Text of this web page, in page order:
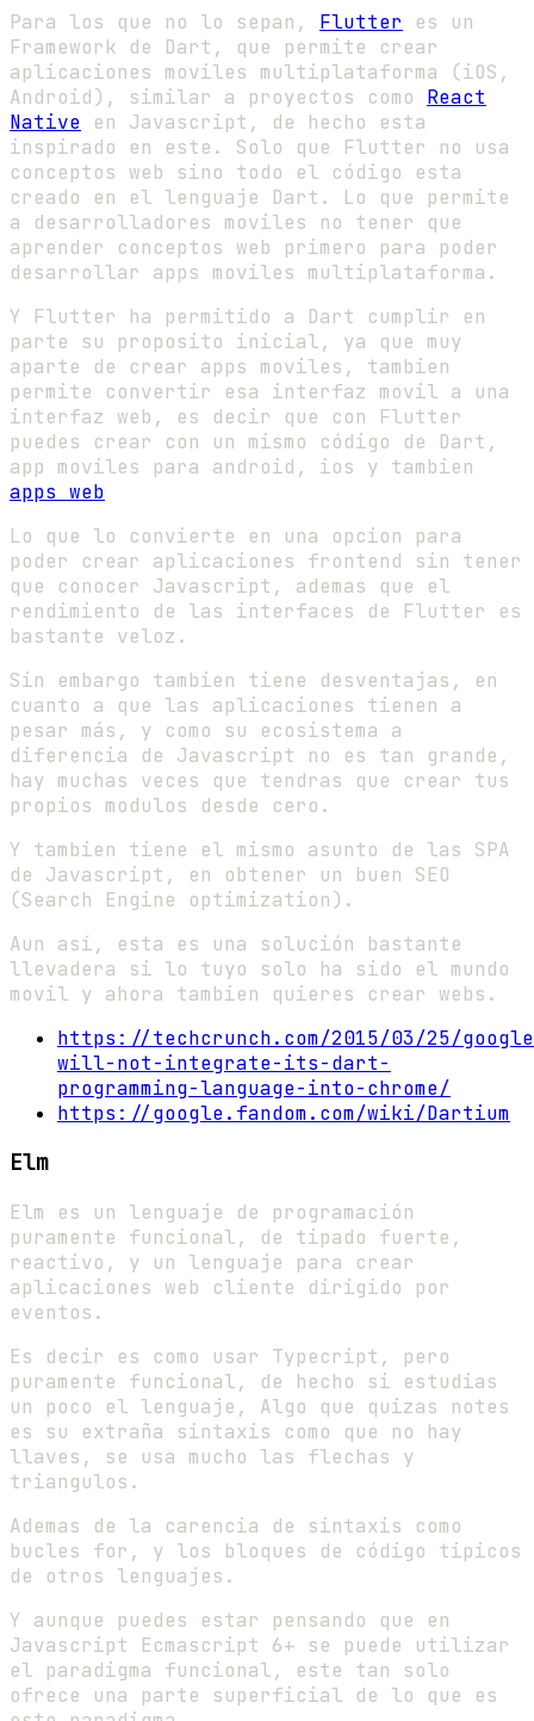
Para los que no lo sepan, Flutter es un
Framework de Dart, que permite crear
aplicaciones moviles multiplataforma (iOS,
Android), similar a proyectos como React
Native en Javascript, de hecho esta
inspirado en este. Solo que Flutter no usa
conceptos web sino todo el código esta
creado en el lenguaje Dart. Lo que permite
a desarrolladores moviles no tener que
aprender conceptos web primero para poder
desarrollar apps moviles multiplataforma.
Y Flutter ha permitido a Dart cumplir en
parte su proposito inicial, ya que muy
aparte de crear apps moviles, tambien
permite convertir esa interfaz movil a una
interfaz web, es decir que con Flutter
puedes crear con un mismo código de Dart,
app moviles para android, ios y tambien
apps web
Lo que lo convierte en una opcion para
poder crear aplicaciones frontend sin tener
que conocer Javascript, ademas que el
rendimiento de las interfaces de Flutter es
bastante veloz.
Sin embargo tambien tiene desventajas, en
cuanto a que las aplicaciones tienen a
pesar más, y como su ecosistema a
diferencia de Javascript no es tan grande,
hay muchas veces que tendras que crear tus
propios modulos desde cero.
Y tambien tiene el mismo asunto de las SPA
de Javascript, en obtener un buen SEO
(Search Engine optimization).
Aun así, esta es una solución bastante
llevadera si lo tuyo solo ha sido el mundo
movil y ahora tambien quieres crear webs.
https://techcrunch.com/2015/03/25/
will-not-integrate-its-dart-
programming-language-into-chrome/
https://google.fandom.com/wiki/Dartium
Elm
Elm es un lenguaje de programación
puramente funcional, de tipado fuerte,
reactivo, y un lenguaje para crear
aplicaciones web cliente dirigido por
eventos.
Es decir es como usar Typecript, pero
puramente funcional, de hecho si estudias
un poco el lenguaje, Algo que quizas notes
es su extraña sintaxis como que no hay
llaves, se usa mucho las flechas y
triangulos.
Ademas de la carencia de sintaxis como
bucles for, y los bloques de código tipicos
de otros lenguajes.
Y aunque puedes estar pensando que en
Javascript Ecmascript 6+ se puede utilizar
el paradigma funcional, este tan solo
ofrece una parte superficial de lo que es